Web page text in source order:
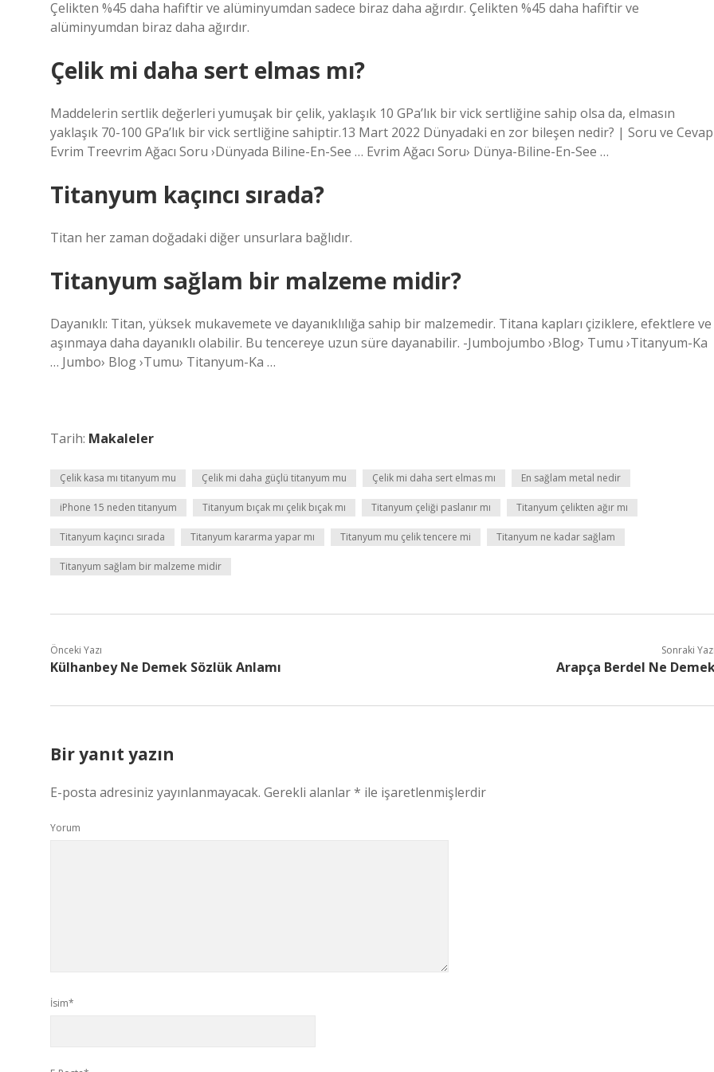
Çelikten %45 daha hafiftir ve alüminyumdan sadece biraz daha ağırdır. Çelikten %45 daha hafiftir ve
alüminyumdan biraz daha ağırdır.
Çelik mi daha sert elmas mı?
Maddelerin sertlik değerleri yumuşak bir çelik, yaklaşık 10 GPa’lık bir vick sertliğine sahip olsa da, elmasın
yaklaşık 70-100 GPa’lık bir vick sertliğine sahiptir.13 Mart 2022 Dünyadaki en zor bileşen nedir? | Soru ve Cevap
Evrim Treevrim Ağacı Soru ›Dünyada Biline-En-See … Evrim Ağacı Soru› Dünya-Biline-En-See …
Titanyum kaçıncı sırada?
Titan her zaman doğadaki diğer unsurlara bağlıdır.
Titanyum sağlam bir malzeme midir?
Dayanıklı: Titan, yüksek mukavemete ve dayanıklılığa sahip bir malzemedir. Titana kapları çiziklere, efektlere ve
aşınmaya daha dayanıklı olabilir. Bu tencereye uzun süre dayanabilir. -Jumbojumbo ›Blog› Tumu ›Titanyum-Ka
… Jumbo› Blog ›Tumu› Titanyum-Ka …
Tarih: Makaleler
Çelik kasa mı titanyum mu Çelik mi daha güçlü titanyum mu Çelik mi daha sert elmas mı En sağlam metal nedir
iPhone 15 neden titanyum Titanyum bıçak mı çelik bıçak mı Titanyum çeliği paslanır mı Titanyum çelikten ağır mı
Titanyum kaçıncı sırada Titanyum kararma yapar mı Titanyum mu çelik tencere mi Titanyum ne kadar sağlam
Titanyum sağlam bir malzeme midir
Önceki Yazı
Külhanbey Ne Demek Sözlük Anlamı
Sonraki
Arapça Berdel Ne
Bir yanıt yazın
E-posta adresiniz yayınlanmayacak. Gerekli alanlar* ile işaretlenmişlerdir
Yorum
İsim*